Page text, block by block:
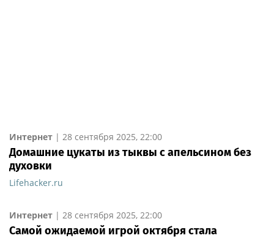
Интернет | 28 сентября 2025, 22:00
Домашние цукаты из тыквы с апельсином без
духовки
Lifehacker.ru
Интернет | 28 сентября 2025, 22:00
Самой ожидаемой игрой октября стала